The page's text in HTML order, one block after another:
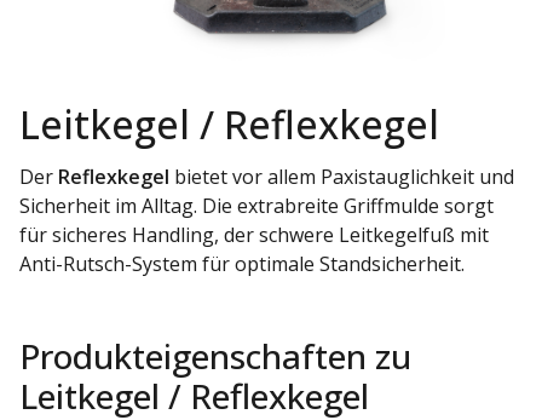
Leitkegel / Reflexkegel
Der Reflexkegel bietet vor allem Paxistauglichkeit und
Sicherheit im Alltag. Die extrabreite Griffmulde sorgt
für sicheres Handling, der schwere Leitkegelfuß mit
Anti-Rutsch-System für optimale Standsicherheit.
Produkteigenschaften zu
Leitkegel / Reflexkegel